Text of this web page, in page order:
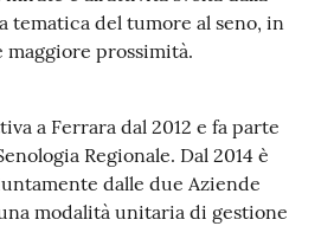
tematica del tumore al seno, in
maggiore prossimità.
a Ferrara dal 2012 e fa parte
Regionale. Dal 2014 è
dalle due Aziende
modalità unitaria di gestione